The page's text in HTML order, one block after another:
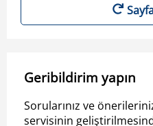
Geribildirim yapın
Sorularınız ve
servisinin